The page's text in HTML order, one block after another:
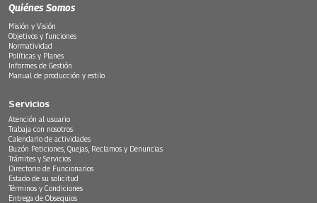
Quiénes Somos
Misión y Visión
Objetivos y funciones
Normatividad
Políticas y Planes
Informes de Gestión
Manual de producción y estilo
Servicios
Atención al usuario
Trabaja con nosotros
Calendario de actividades
Buzón Peticiones, Quejas, Reclamos y Denuncias
Trámites y Servicios
Directorio de Funcionarios
Estado de su solicitud
Términos y Condiciones
Entrega de Obsequios